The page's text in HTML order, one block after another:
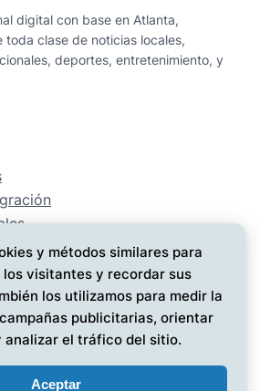
digital con base en Atlanta,
toda clase de noticias locales,
deportes, entretenimiento, y
y métodos similares para
los visitantes y recordar sus
los utilizamos para medir la
publicitarias, orientar
analizar el tráfico del sitio.
Aceptar